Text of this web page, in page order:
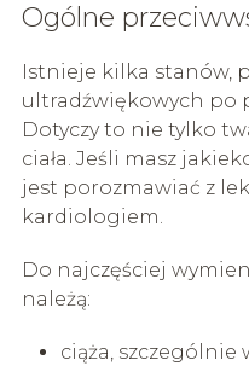
Ogólne
Istnieje kilka stanów,
ultradźwiękowych po
Dotyczy to nie tylko
ciała. Jeśli masz
jest porozmawiać z
kardiologiem.
Do najczęściej
należą:
ciąża, szczególnie